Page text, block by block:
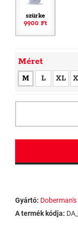
szürke
9900 Ft
Méret
M L XL
Gyártó:
A termék kódja: